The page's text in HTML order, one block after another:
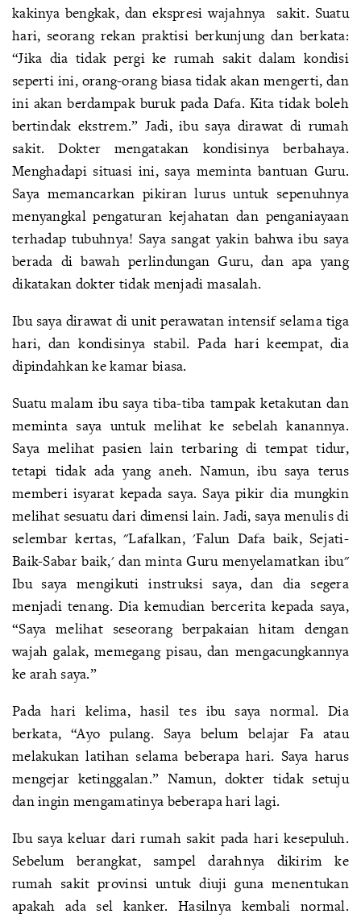
kakinya bengkak, dan ekspresi wajahnya sakit. Suatu
hari, seorang rekan praktisi berkunjung dan berkata:
“Jika dia tidak pergi ke rumah sakit dalam kondisi
seperti ini, orang-orang biasa tidak akan mengerti, dan
ini akan berdampak buruk pada Dafa. Kita tidak boleh
bertindak ekstrem.” Jadi, ibu saya dirawat di rumah
sakit. Dokter mengatakan kondisinya berbahaya.
Menghadapi situasi ini, saya meminta bantuan Guru.
Saya memancarkan pikiran lurus untuk sepenuhnya
menyangkal pengaturan kejahatan dan penganiayaan
terhadap tubuhnya! Saya sangat yakin bahwa ibu saya
berada di bawah perlindungan Guru, dan apa yang
dikatakan dokter tidak menjadi masalah.
Ibu saya dirawat di unit perawatan intensif selama tiga
hari, dan kondisinya stabil. Pada hari keempat, dia
dipindahkan ke kamar biasa.
Suatu malam ibu saya tiba-tiba tampak ketakutan dan
meminta saya untuk melihat ke sebelah kanannya.
Saya melihat pasien lain terbaring di tempat tidur,
tetapi tidak ada yang aneh. Namun, ibu saya terus
memberi isyarat kepada saya. Saya pikir dia mungkin
melihat sesuatu dari dimensi lain. Jadi, saya menulis di
selembar kertas, "Lafalkan, 'Falun Dafa baik, Sejati-
Baik-Sabar baik,' dan minta Guru menyelamatkan ibu"
Ibu saya mengikuti instruksi saya, dan dia segera
menjadi tenang. Dia kemudian bercerita kepada saya,
“Saya melihat seseorang berpakaian hitam dengan
wajah galak, memegang pisau, dan mengacungkannya
ke arah saya.”
Pada hari kelima, hasil tes ibu saya normal. Dia
berkata, “Ayo pulang. Saya belum belajar Fa atau
melakukan latihan selama beberapa hari. Saya harus
mengejar ketinggalan.” Namun, dokter tidak setuju
dan ingin mengamatinya beberapa hari lagi.
Ibu saya keluar dari rumah sakit pada hari kesepuluh.
Sebelum berangkat, sampel darahnya dikirim ke
rumah sakit provinsi untuk diuji guna menentukan
apakah ada sel kanker. Hasilnya kembali normal.